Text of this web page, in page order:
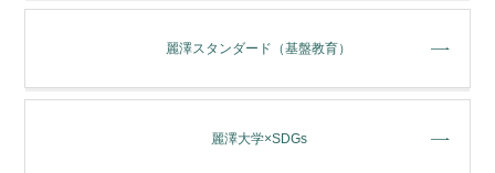
麗澤スタンダード（基盤教育）
麗澤大学×SDGs